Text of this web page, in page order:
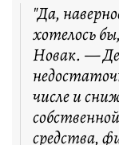
"Да,
хотелось
Новак. —
числе и
средства,